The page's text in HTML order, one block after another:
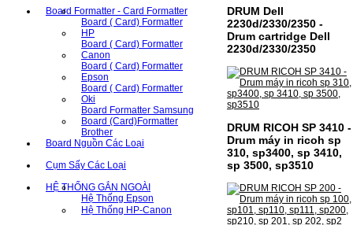
Board Formatter - Card Formatter
Board ( Card) Formatter
HP
Board ( Card) Formatter
Canon
Board ( Card) Formatter
Epson
Board ( Card) Formatter
Oki
Board Formatter Samsung
Board (Card)Formatter
Brother
Board Nguồn Các Loại
Cụm Sấy Các Loại
HỆ THỐNG GẮN NGOÀI
Hệ Thống Epson
Hệ Thống HP-Canon
DRUM Dell
2230d/2330/2350 -
Drum cartridge Dell
2230d/2330/2350
DRUM RICOH SP 3410 -
Drum máy in ricoh sp
310, sp3400, sp 3410,
sp 3500, sp3510